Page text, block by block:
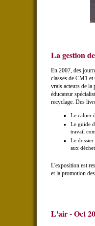
La gestion
En 2007, des
classes de CM1 et
vrais acteurs de la
éducateur
recyclage. Des
Le cahier
Le guide
travail
Le
aux
L'exposition est
et la promotion
L'air - Oct